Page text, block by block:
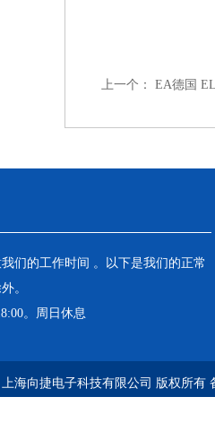
上一个： EA德国
们的工作时间 。以下是我们的正常
。
。周日休息
海向捷电子科技有限公司 版权所有